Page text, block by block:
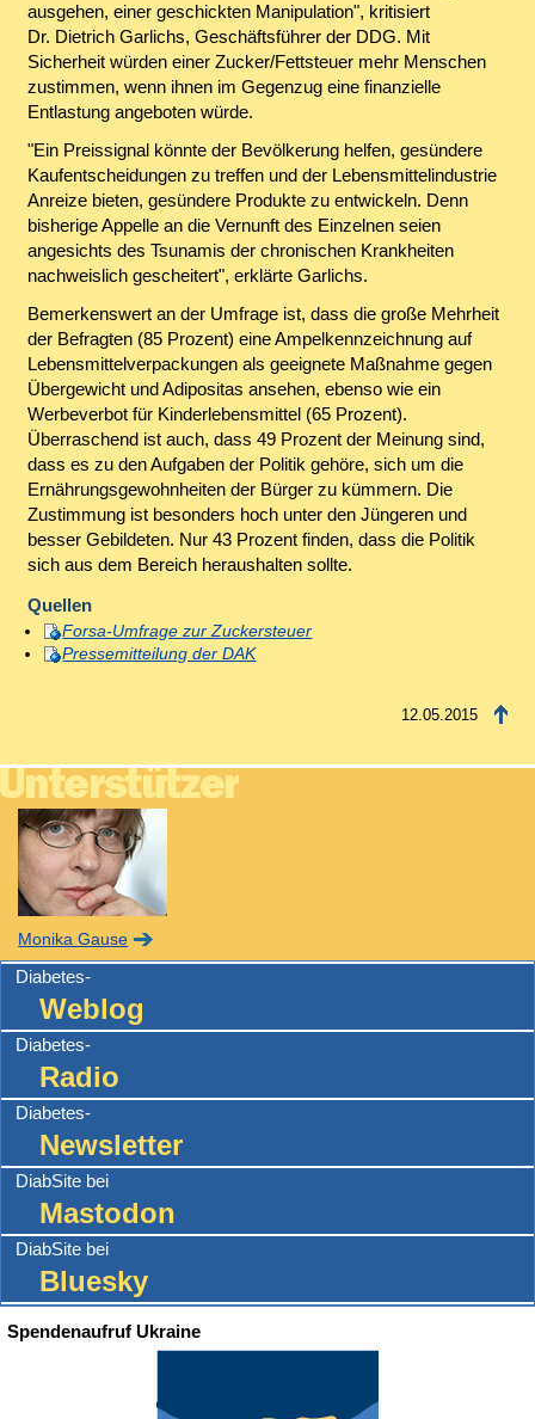
ausgehen, einer geschickten Manipulation", kritisiert
Dr. Dietrich Garlichs, Geschäftsführer der DDG. Mit
Sicherheit würden einer Zucker/Fettsteuer mehr Menschen
zustimmen, wenn ihnen im Gegenzug eine finanzielle
Entlastung angeboten würde.
"Ein Preissignal könnte der Bevölkerung helfen, gesündere
Kaufentscheidungen zu treffen und der Lebensmittelindustrie
Anreize bieten, gesündere Produkte zu entwickeln. Denn
bisherige Appelle an die Vernunft des Einzelnen seien
angesichts des Tsunamis der chronischen Krankheiten
nachweislich gescheitert", erklärte Garlichs.
Bemerkenswert an der Umfrage ist, dass die große Mehrheit
der Befragten (85 Prozent) eine Ampelkennzeichnung auf
Lebensmittelverpackungen als geeignete Maßnahme gegen
Übergewicht und Adipositas ansehen, ebenso wie ein
Werbeverbot für Kinderlebensmittel (65 Prozent).
Überraschend ist auch, dass 49 Prozent der Meinung sind,
dass es zu den Aufgaben der Politik gehöre, sich um die
Ernährungsgewohnheiten der Bürger zu kümmern. Die
Zustimmung ist besonders hoch unter den Jüngeren und
besser Gebildeten. Nur 43 Prozent finden, dass die Politik
sich aus dem Bereich heraushalten sollte.
Quellen
Forsa-Umfrage zur Zuckersteuer
Pressemitteilung der DAK
12.05.2015
Monika Gause
Diabetes-
Weblog
Diabetes-
Radio
Diabetes-
Newsletter
DiabSite bei
Mastodon
DiabSite bei
Bluesky
Spendenaufruf Ukraine